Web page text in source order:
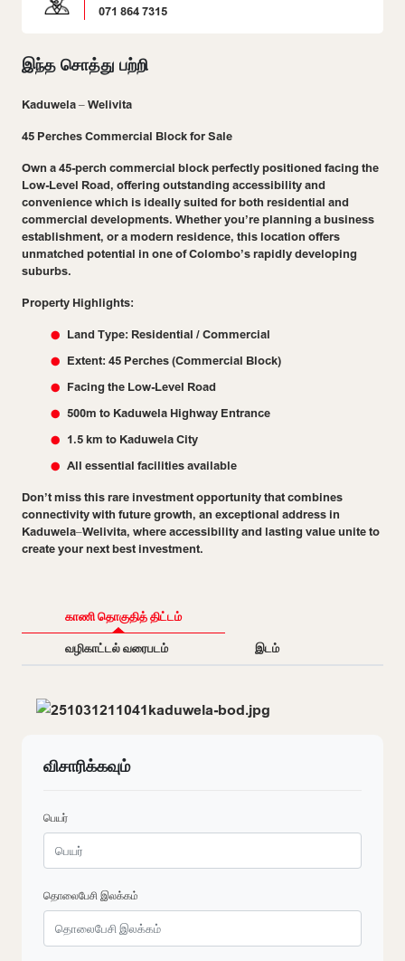
071 864 7315
இந்த சொத்து பற்றி
Kaduwela – Welivita
45 Perches Commercial Block for Sale
Own a 45-perch commercial block perfectly positioned facing the
Low-Level Road, offering outstanding accessibility and
convenience which is ideally suited for both residential and
commercial developments. Whether you’re planning a business
establishment, or a modern residence, this location offers
unmatched potential in one of Colombo’s rapidly developing
suburbs.
Property Highlights:
Land Type: Residential / Commercial
Extent: 45 Perches (Commercial Block)
Facing the Low-Level Road
500m to Kaduwela Highway Entrance
1.5 km to Kaduwela City
All essential facilities available
Don’t miss this rare investment opportunity that combines
connectivity with future growth, an exceptional address in
Kaduwela–Welivita, where accessibility and lasting value unite to
create your next best investment.
காணி தொகுதித் திட்டம்
வழிகாட்டல் வரைபடம்
இடம்
விசாரிக்கவும்
பெயர்
தொலைபேசி இலக்கம்